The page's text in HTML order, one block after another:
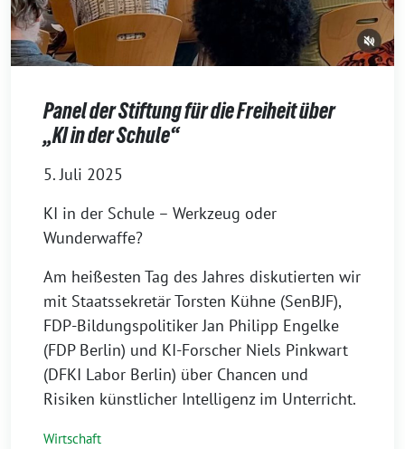
Panel der Stiftung für die Freiheit über
„KI in der Schule“
5. Juli 2025
⁨⁨KI in der Schule – Werkzeug oder
Wunderwaffe?
Am heißesten Tag des Jahres diskutierten wir
mit Staatssekretär Torsten Kühne (SenBJF),
FDP-Bildungspolitiker Jan Philipp Engelke
(FDP Berlin) und KI-Forscher Niels Pinkwart
(DFKI Labor Berlin) über Chancen und
Risiken künstlicher Intelligenz im Unterricht.
Wirtschaft